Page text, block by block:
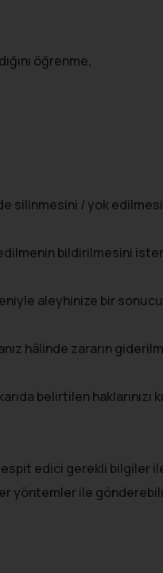
öğrenme,
silinmesini / yok
bildirilmesini
aleyhinize bir
hâlinde zararın
belirtilen
tespit edici gerekli
yöntemler ile